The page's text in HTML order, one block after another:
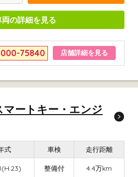
両の詳細を見る
75840 店舗詳細を見る
ートキー・エンジ
式 車検 走行距離
整備付 4.4万km